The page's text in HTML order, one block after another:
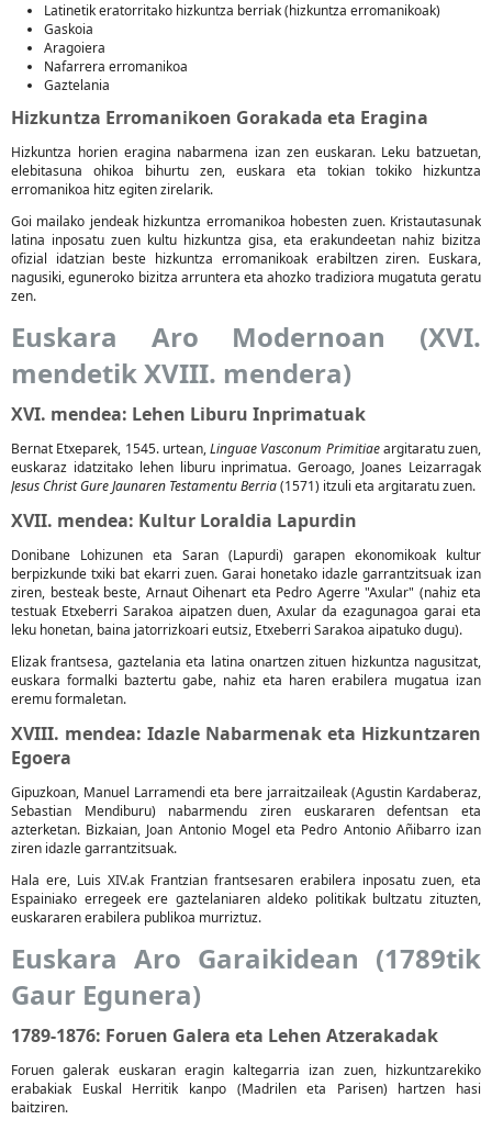
Latinetik eratorritako hizkuntza berriak (hizkuntza erromanikoak)
Gaskoia
Aragoiera
Nafarrera erromanikoa
Gaztelania
Hizkuntza Erromanikoen Gorakada eta Eragina
Hizkuntza horien eragina nabarmena izan zen euskaran. Leku batzuetan,
elebitasuna ohikoa bihurtu zen, euskara eta tokian tokiko hizkuntza
erromanikoa hitz egiten zirelarik.
Goi mailako jendeak hizkuntza erromanikoa hobesten zuen. Kristautasunak
latina inposatu zuen kultu hizkuntza gisa, eta erakundeetan nahiz bizitza
ofizial idatzian beste hizkuntza erromanikoak erabiltzen ziren. Euskara,
nagusiki, eguneroko bizitza arruntera eta ahozko tradiziora mugatuta geratu
zen.
Euskara Aro Modernoan (XVI.
mendetik XVIII. mendera)
XVI. mendea: Lehen Liburu Inprimatuak
Bernat Etxeparek, 1545. urtean,Linguae Vasconum Primitiaeargitaratu zuen,
euskaraz idatzitako lehen liburu inprimatua. Geroago, Joanes Leizarragak
Jesus Christ Gure Jaunaren Testamentu Berria(1571) itzuli eta argitaratu zuen.
XVII. mendea: Kultur Loraldia Lapurdin
Donibane Lohizunen eta Saran (Lapurdi) garapen ekonomikoak kultur
berpizkunde txiki bat ekarri zuen. Garai honetako idazle garrantzitsuak izan
ziren, besteak beste, Arnaut Oihenart eta Pedro Agerre "Axular" (nahiz eta
testuak Etxeberri Sarakoa aipatzen duen, Axular da ezagunagoa garai eta
leku honetan, baina jatorrizkoari eutsiz, Etxeberri Sarakoa aipatuko dugu).
Elizak frantsesa, gaztelania eta latina onartzen zituen hizkuntza nagusitzat,
euskara formalki baztertu gabe, nahiz eta haren erabilera mugatua izan
eremu formaletan.
XVIII. mendea: Idazle Nabarmenak eta Hizkuntzaren
Egoera
Gipuzkoan, Manuel Larramendi eta bere jarraitzaileak (Agustin Kardaberaz,
Sebastian Mendiburu) nabarmendu ziren euskararen defentsan eta
azterketan. Bizkaian, Joan Antonio Mogel eta Pedro Antonio Añibarro izan
ziren idazle garrantzitsuak.
Hala ere, Luis XIV.ak Frantzian frantsesaren erabilera inposatu zuen, eta
Espainiako erregeek ere gaztelaniaren aldeko politikak bultzatu zituzten,
euskararen erabilera publikoa murriztuz.
Euskara Aro Garaikidean (1789tik
Gaur Egunera)
1789-1876: Foruen Galera eta Lehen Atzerakadak
Foruen galerak euskaran eragin kaltegarria izan zuen, hizkuntzarekiko
erabakiak Euskal Herritik kanpo (Madrilen eta Parisen) hartzen hasi
baitziren.